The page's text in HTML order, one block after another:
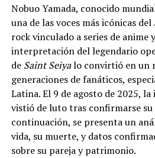
Nobuo Yamada, conocido
una de las voces más icónicas del
rock vinculado a series de anime
interpretación del legendario
de Saint Seiyalo convirtió en un
generaciones de fanáticos,
Latina. El 9 de agosto de 2025,
vistió de luto tras confirmarse
continuación, se presenta un
vida, su muerte, y datos
sobre su pareja y patrimonio.